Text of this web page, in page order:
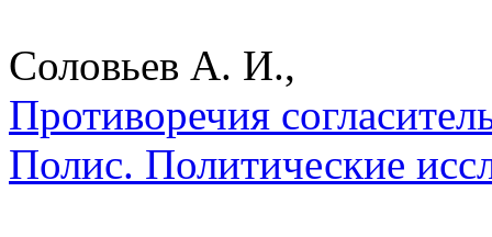
Соловьев А. И.,
Противоречия
Полис. Политические